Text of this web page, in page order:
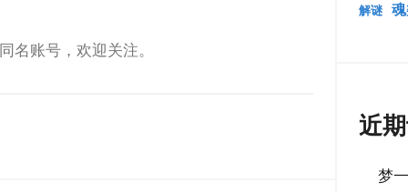
同名账号，欢迎关注。
解谜
近
梦